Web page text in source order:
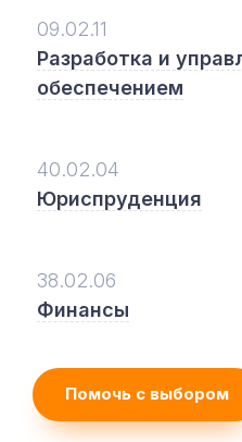
09.02.11
Разработка и
обеспечением
40.02.04
Юриспруденция
38.02.06
Финансы
Помочь с выбором